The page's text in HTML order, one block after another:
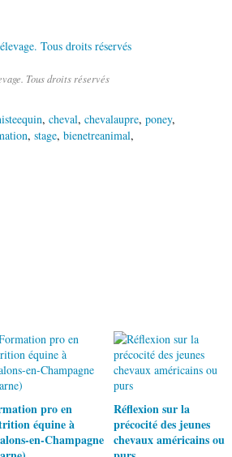
Tous droits réservés
, cheval, chevalaupre, poney,
, stage, bienetreanimal,
pro en
équine à
en-Champagne
Réflexion sur la
précocité des jeunes
chevaux américains ou